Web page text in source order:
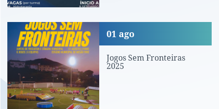
Jogos Sem Fronteiras 2025
Jogos Sem Fronteiras
2025
01 ago